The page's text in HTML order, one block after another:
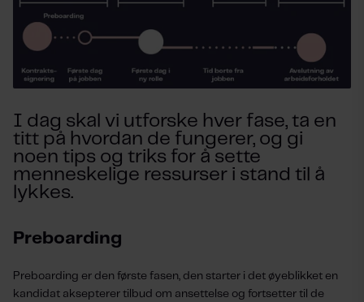
I dag skal vi utforske hver fase, ta en
titt på hvordan de fungerer, og gi
noen tips og triks for å sette
menneskelige ressurser i stand til å
lykkes.
Preboarding
Preboarding er den første fasen, den starter i det øyeblikket en
kandidat aksepterer tilbud om ansettelse og fortsetter til de